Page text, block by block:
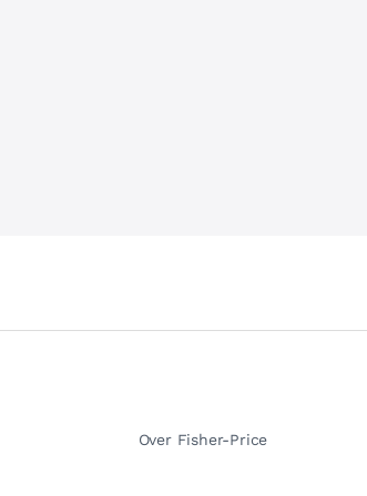
Over Fisher-Price